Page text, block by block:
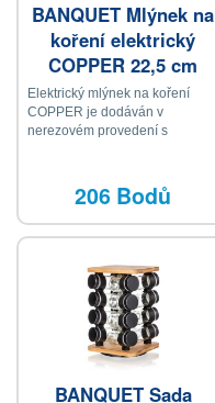
BANQUET Mlýnek na
koření elektrický
COPPER 22,5 cm
Elektrický mlýnek na koření
COPPER je dodáván v
nerezovém provedení s
zásobníky206 Bodů
BANQUET Sada